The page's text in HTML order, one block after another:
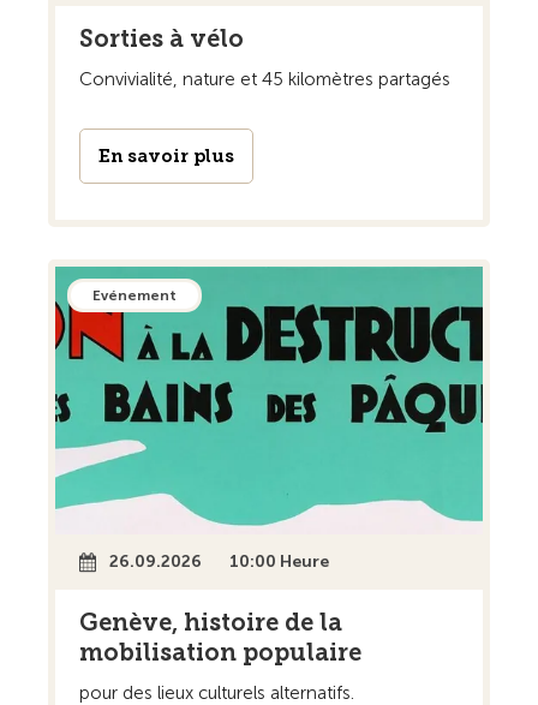
Sorties à vélo
Convivialité, nature et 45 kilomètres partagés
En savoir plus
Evénement
26.09.2026 10:00 Heure
Genève, histoire de la
mobilisation populaire
pour des lieux culturels alternatifs.